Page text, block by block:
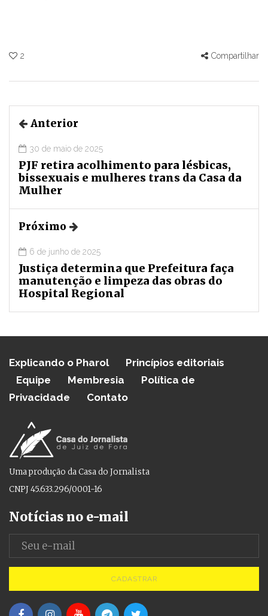
2 Compartilhar
Anterior
30 de maio de 2025
PJF retira acolhimento para lésbicas,
bissexuais e mulheres trans da Casa da
Mulher
Próximo
6 de junho de 2025
Justiça determina que Prefeitura faça
manutenção e limpeza das obras do
Hospital Regional
Explicando o Pharol
Princípios editoriais
Equipe
Membresia
Política de
Privacidade
Contato
Uma produção da Casa do Jornalista
CNPJ 45.633.296/0001-16
Notícias no e-mail
CADASTRAR